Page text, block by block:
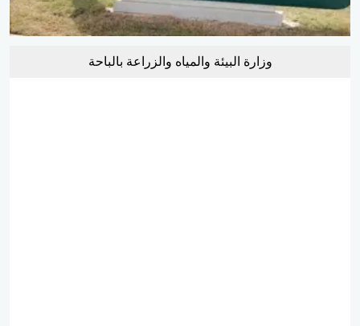
وزارة البيئة والمياه والزراعة بالباحة